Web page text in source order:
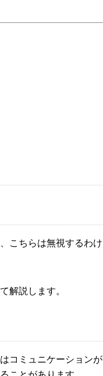
こちらは無視するわけ
解説します。
コミュニケーションが